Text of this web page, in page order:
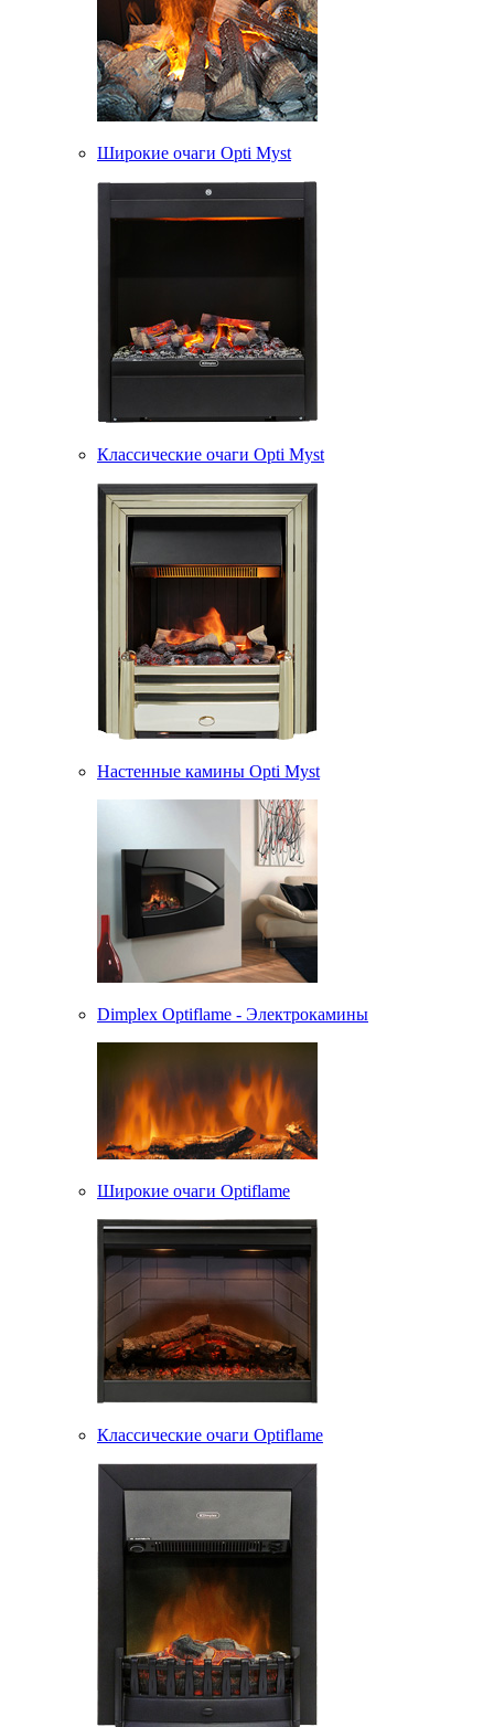
Широкие очаги Opti Myst
Классические очаги Opti Myst
Настенные камины Opti Myst
Dimplex Optiflame - Электрокамины
Широкие очаги Optiflame
Классические очаги Optiflame